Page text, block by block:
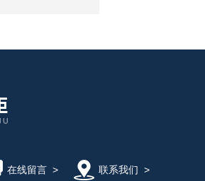
在线留言> 联系我们 >